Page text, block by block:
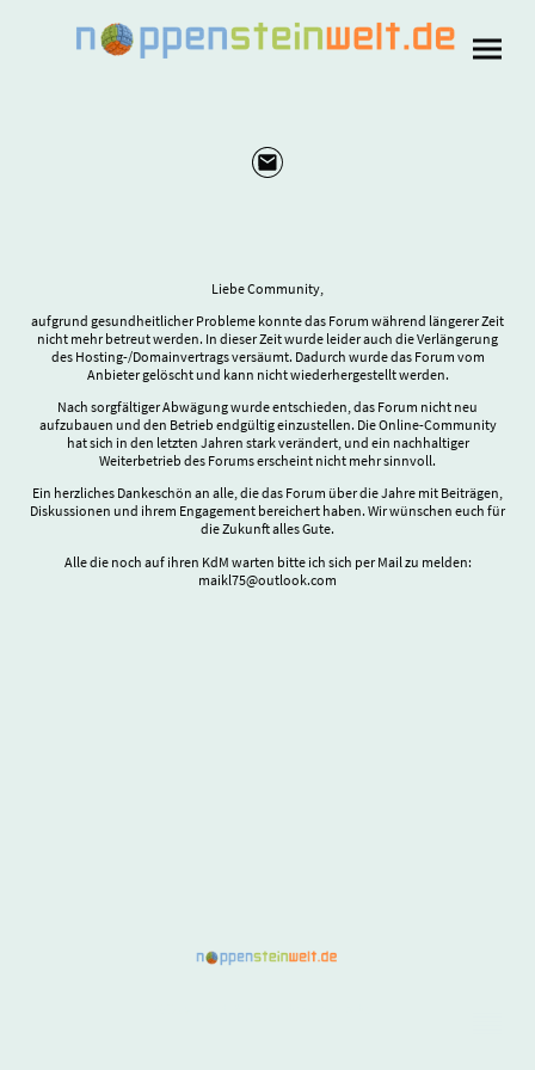
Liebe Community,
aufgrund gesundheitlicher Probleme konnte das Forum während längerer Zeit
nicht mehr betreut werden. In dieser Zeit wurde leider auch die Verlängerung
des Hosting-/Domainvertrags versäumt. Dadurch wurde das Forum vom
Anbieter gelöscht und kann nicht wiederhergestellt werden.
Nach sorgfältiger Abwägung wurde entschieden, das Forum nicht neu
aufzubauen und den Betrieb endgültig einzustellen. Die Online-Community
hat sich in den letzten Jahren stark verändert, und ein nachhaltiger
Weiterbetrieb des Forums erscheint nicht mehr sinnvoll.
Ein herzliches Dankeschön an alle, die das Forum über die Jahre mit Beiträgen,
Diskussionen und ihrem Engagement bereichert haben. Wir wünschen euch für
die Zukunft alles Gute.
Alle die noch auf ihren KdM warten bitte ich sich per Mail zu melden:
maikl75@outlook.com